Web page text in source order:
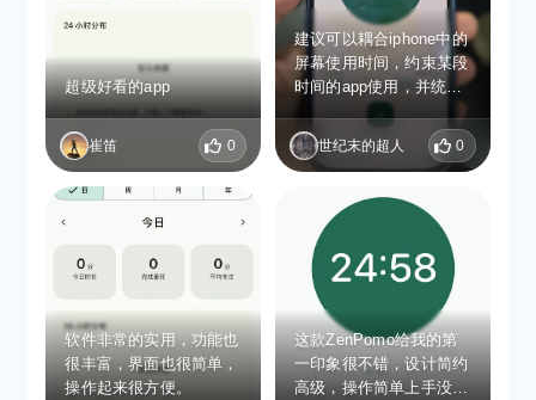
超级好看的app
崔笛 0
建议可以耦合iphone中的
屏幕使用时间，约束某段
时间的app使用，并统计
屏幕使用时长，而不是只
做番茄钟，这样app的客
户粘性从番茄钟慢慢变成
世纪末的超人 0
软件非常的实用，功能也
很丰富，界面也很简单，
操作起来很方便。
这款ZenPomo给我的第
一印象很不错，设计简约
高级，操作简单上手没有